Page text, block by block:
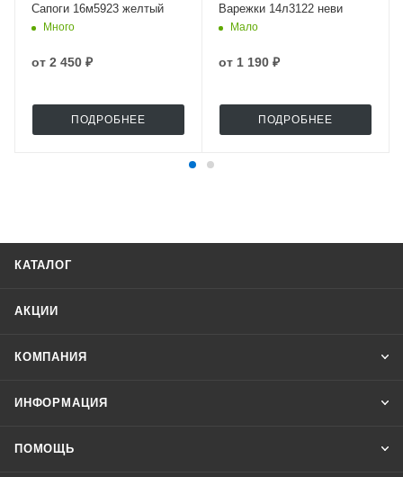
Сапоги 16м5923 желтый
Много
от 2 450 ₽
ПОДРОБНЕЕ
Варежки 14л3122 неви
Мало
от 1 190 ₽
ПОДРОБНЕЕ
КАТАЛОГ
АКЦИИ
КОМПАНИЯ
ИНФОРМАЦИЯ
ПОМОЩЬ